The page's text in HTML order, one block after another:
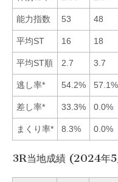
能力指数 53 48
平均ST 16 18
平均ST順 2.7 3.7
逃し率* 54.2% 57.1%
差し率* 33.3% 0.0%
まくり率* 8.3% 0.0%
3R当地成績 (2024年5